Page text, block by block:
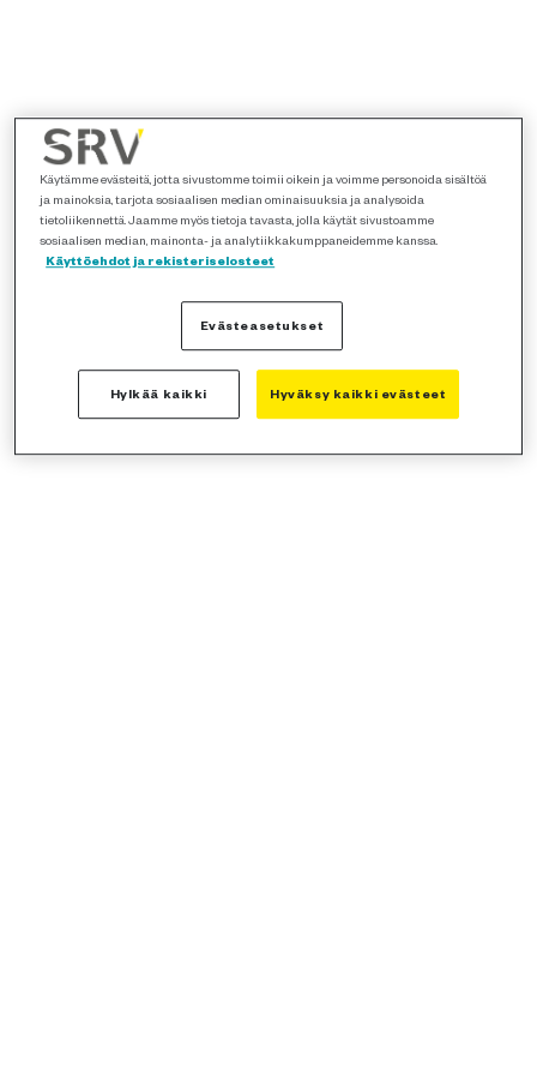
Käytämme evästeitä, jotta sivustomme toimii oikein ja voimme personoida sisältöä
ja mainoksia, tarjota sosiaalisen median ominaisuuksia ja analysoida
tietoliikennettä. Jaamme myös tietoja tavasta, jolla käytät sivustoamme
sosiaalisen median, mainonta- ja analytiikkakumppaneidemme kanssa.
Käyttöehdot ja rekisteriselosteet
Evästeasetukset
Hylkää kaikki Hyväksy kaikki evästeet